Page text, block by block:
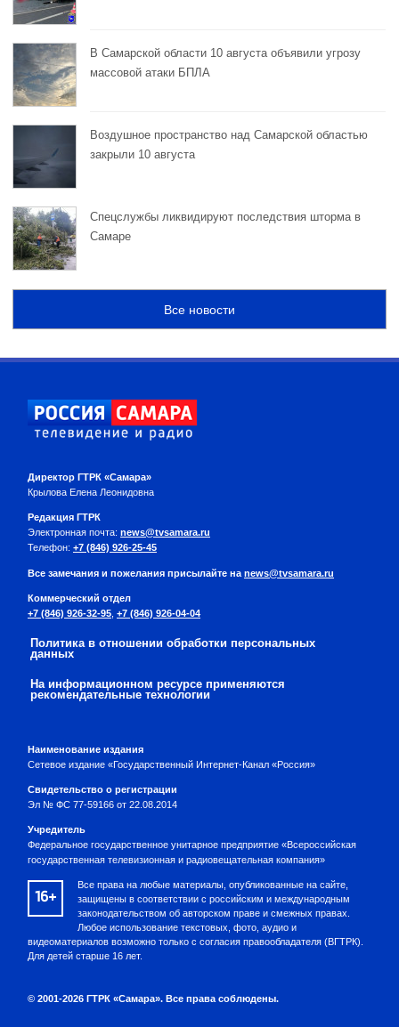
В Самарской области 10 августа объявили угрозу
массовой атаки БПЛА
Воздушное пространство над Самарской областью
закрыли 10 августа
Спецслужбы ликвидируют последствия шторма в
Самаре
Все новости
Директор ГТРК «Самара»
Крылова Елена Леонидовна
Редакция ГТРК
Электронная почта: news@tvsamara.ru
Телефон: +7 (846) 926-25-45
Все замечания и пожелания присылайте на news@tvsamara.ru
Коммерческий отдел
+7 (846) 926-32-95 +7 (846) 926-04-04
Политика в отношении обработки персональных
данных
На информационном ресурсе применяются
рекомендательные технологии
Наименование издания
Сетевое издание «Государственный Интернет-Канал «Россия»
Свидетельство о регистрации
Эл № ФС 77-59166 от 22.08.2014
Учредитель
Федеральное государственное унитарное предприятие «Всероссийская
государственная телевизионная и радиовещательная компания»
16+
Все права на любые материалы, опубликованные на сайте,
защищены в соответствии с российским и международным
законодательством об авторском праве и смежных правах.
Любое использование текстовых, фото, аудио и
видеоматериалов возможно только с согласия правообладателя (ВГТРК).
Для детей старше 16 лет.
© 2001-2026 ГТРК «Самара». Все права соблюдены.